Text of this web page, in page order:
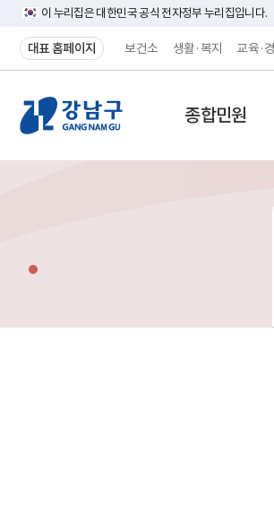
이 누리집은 대한민국 공식 전자정부 누리집입니다.
대표 홈페이지 보건소 생활·복지 교육·
강
남
이
지
종합민원